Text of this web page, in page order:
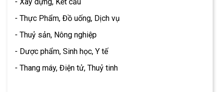
- Thực Phẩm, Đồ uống, Dịch vụ
- Thuỷ sản, Nông nghiệp
- Dược phẩm, Sinh học, Y tế
- Thang máy, Điện tử, Thuỷ tinh